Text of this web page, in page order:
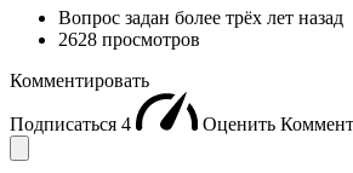
Вопрос задан более трёх лет назад
2628 просмотров
Комментировать
Подписаться 4 Оценить